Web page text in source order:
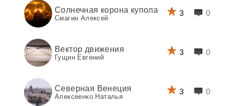
Солнечная корона купола
Смагин Алексей
3 0
Вектор движения
Гущин Евгений
3 0
Северная Венеция
Алексеенко Наталья
3 0